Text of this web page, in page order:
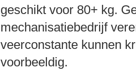
geschikt voor 80+ kg.
mechanisatiebedrijf
veerconstante kunnen
voorbeeldig.